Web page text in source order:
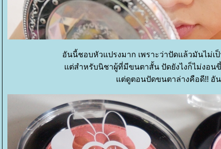
อันนี้ชอบหัวแปรงมาก เพราะว่าปัดแล้วมันไม่เ
ต่สำหรับนิชาผู้ที่มีขนตาสั้น ปัดยังไงก็ไม่งอน
ต่ดูตอนปัดขนตาล่างคือดี!! อั